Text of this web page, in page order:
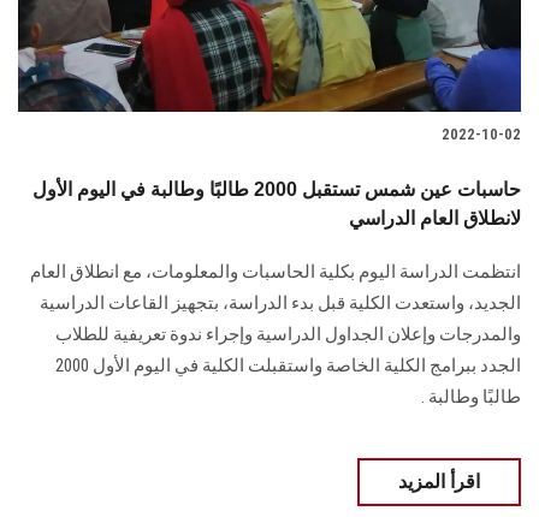
2022-10-02
حاسبات عين شمس تستقبل 2000 طالبًا وطالبة في اليوم الأول
لانطلاق العام الدراسي
انتظمت الدراسة اليوم بكلية الحاسبات والمعلومات، مع انطلاق العام
الجديد، واستعدت الكلية قبل بدء الدراسة، بتجهيز القاعات الدراسية
والمدرجات وإعلان الجداول الدراسية وإجراء ندوة تعريفية للطلاب
الجدد ببرامج الكلية الخاصة واستقبلت الكلية في اليوم الأول 2000
طالبًا وطالبة .
اقرأ المزيد